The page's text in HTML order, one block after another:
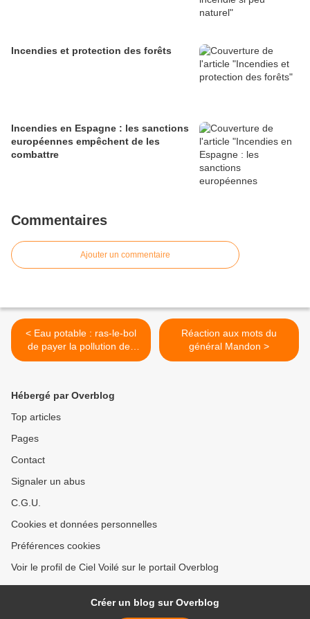
Incendies et protection des forêts
Incendies en Espagne : les sanctions
européennes empêchent de les
combattre
Commentaires
Ajouter un commentaire
< Eau potable : ras-le-bol
de payer la pollution des
autres !
Réaction aux mots du
général Mandon >
Hébergé par Overblog
Top articles
Pages
Contact
Signaler un abus
C.G.U.
Cookies et données personnelles
Préférences cookies
Voir le profil de Ciel Voilé sur le portail Overblog
Créer un blog sur Overblog